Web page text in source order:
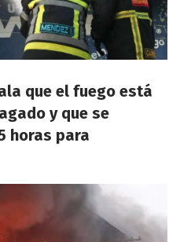
que el fuego está
y que se
horas para